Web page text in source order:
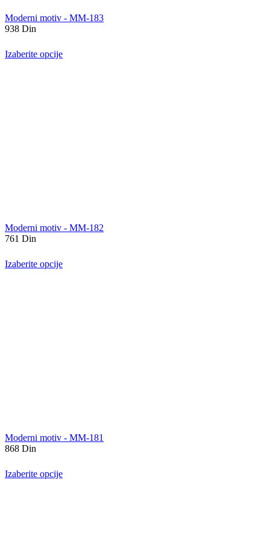
Moderni motiv - MM-183
938 Din
Izaberite opcije
Moderni motiv - MM-182
761 Din
Izaberite opcije
Moderni motiv - MM-181
868 Din
Izaberite opcije